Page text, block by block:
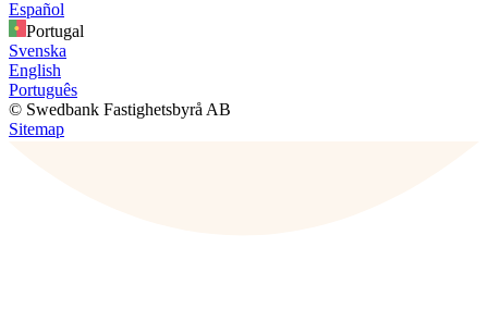
Español
Portugal
Svenska
English
Português
© Swedbank Fastighetsbyrå AB
Sitemap